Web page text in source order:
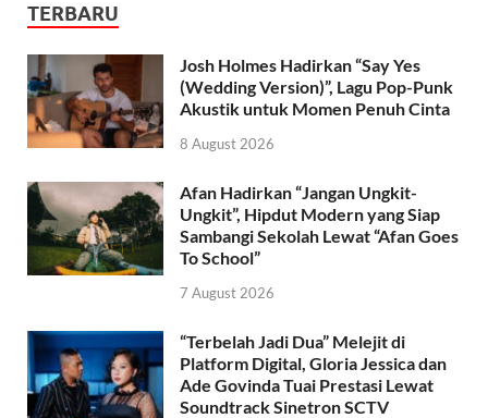
TERBARU
Josh Holmes Hadirkan “Say Yes
(Wedding Version)”, Lagu Pop-Punk
Akustik untuk Momen Penuh Cinta
8 August 2026
Afan Hadirkan “Jangan Ungkit-
Ungkit”, Hipdut Modern yang Siap
Sambangi Sekolah Lewat “Afan Goes
To School”
7 August 2026
“Terbelah Jadi Dua” Melejit di
Platform Digital, Gloria Jessica dan
Ade Govinda Tuai Prestasi Lewat
Soundtrack Sinetron SCTV